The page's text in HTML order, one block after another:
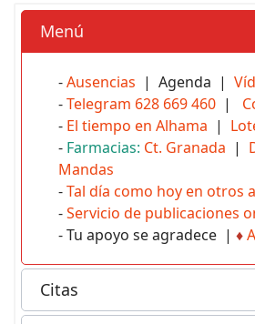
Menú
-Ausencias | Agenda |
-Telegram 628 669 460 |
- El tiempo en Alhama |
- Farmacias: Ct. Granada |
Mandas
-Tal día como hoy en otros
-Servicio de publicaciones
- Tu apoyo se agradece | ♦
Citas